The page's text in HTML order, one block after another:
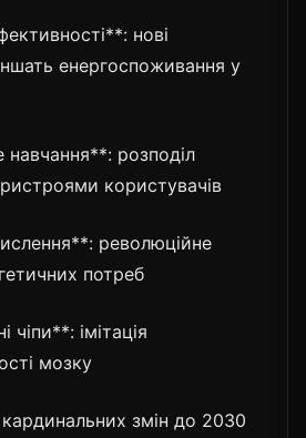
нові
енергоспоживання у
розподіл
користувачів
революційне
потреб
чіпи**: імітація
мозку
змін до 2030